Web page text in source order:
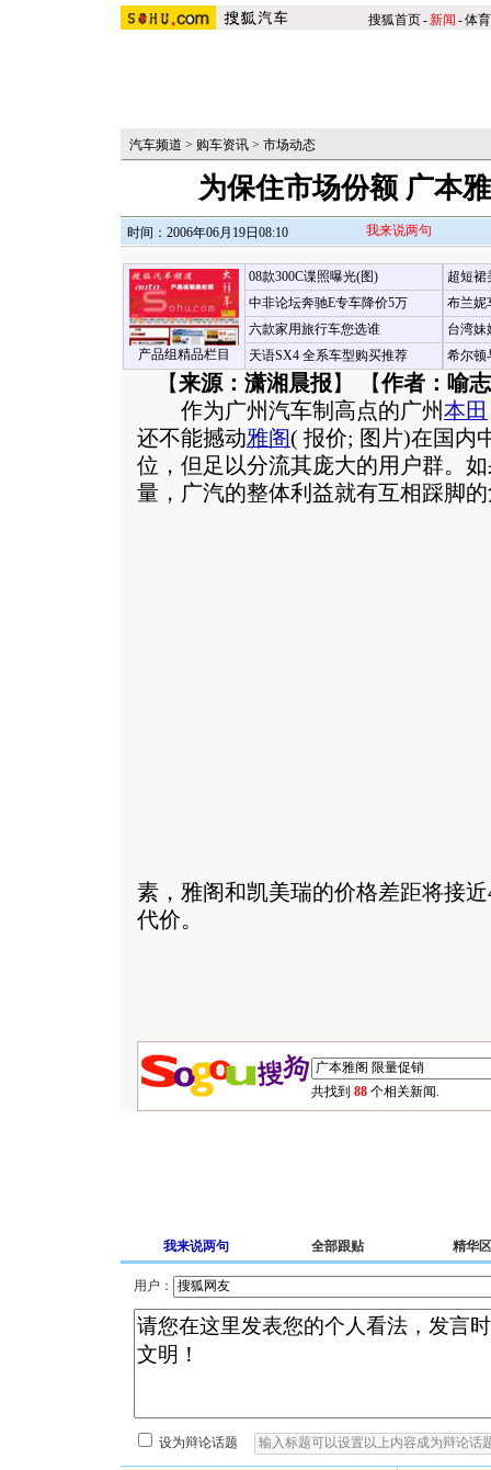
搜狐首页-新闻 -体育
汽车频道 > 购车资讯 > 市场动态
为保住市场份额 广本
时间：2006年06月19日08:10 我来说两句
产品组精品栏目
08款300C谍照曝光(图)
中非论坛奔驰E专车降价5万
六款家用旅行车您选谁
天语SX4 全系车型购买推荐
超短裙
布兰妮
台湾妹
希尔顿
【来源：潇湘晨报 】 【作者：喻
作为广州汽车制高点的广州本田
还不能撼动雅阁( 报价; 图片)在国内
位，但足以分流其庞大的用户群。
量，广汽的整体利益就有互相踩脚
素，雅阁和凯美瑞的价格差距将接
代价。
共找到 88 个相关新闻.
我来说两句 全部跟贴 精华区
用户：
设为辩论话题